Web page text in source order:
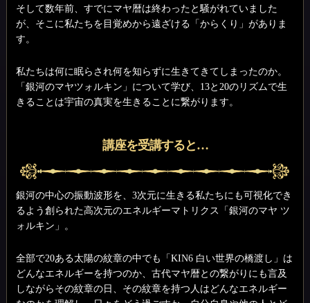
そして数年前、すでにマヤ暦は終わったと騒がれていました
が、そこに私たちを目覚めから遠ざける「からくり」がありま
す。
私たちは何に眠らされ何を知らずに生きてきてしまったのか。
「銀河のマヤツォルキン」について学び、13と20のリズムで生
きることは宇宙の真実を生きることに繋がります。
講座を受講すると…
銀河の中心の振動波形を、3次元に生きる私たちにも可視化でき
るよう創られた高次元のエネルギーマトリクス「銀河のマヤ ツ
ォルキン」。
全部で20ある太陽の紋章の中でも「KIN6 白い世界の橋渡し」は
どんなエネルギーを持つのか、古代マヤ暦との繋がりにも言及
しながらその紋章の日、その紋章を持つ人はどんなエネルギー